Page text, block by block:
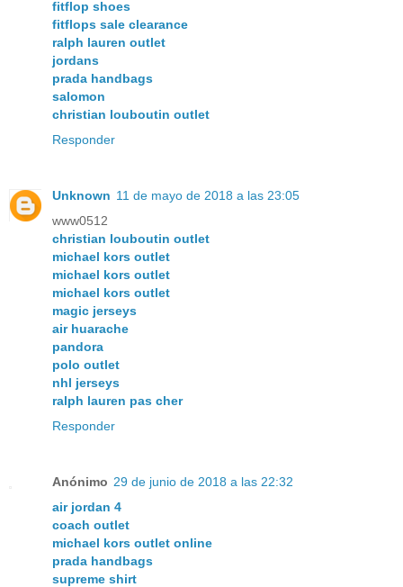
fitflop shoes
fitflops sale clearance
ralph lauren outlet
jordans
prada handbags
salomon
christian louboutin outlet
Responder
Unknown 11 de mayo de 2018 a las 23:05
www0512
christian louboutin outlet
michael kors outlet
michael kors outlet
michael kors outlet
magic jerseys
air huarache
pandora
polo outlet
nhl jerseys
ralph lauren pas cher
Responder
Anónimo 29 de junio de 2018 a las 22:32
air jordan 4
coach outlet
michael kors outlet online
prada handbags
supreme shirt